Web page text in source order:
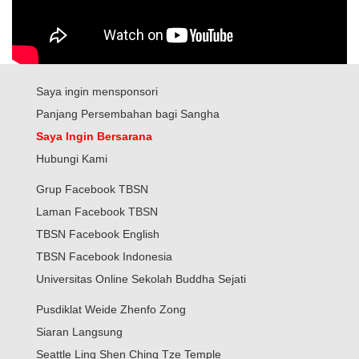
Saya ingin mensponsori
Panjang Persembahan bagi Sangha
Saya Ingin Bersarana
Hubungi Kami
Grup Facebook TBSN
Laman Facebook TBSN
TBSN Facebook English
TBSN Facebook Indonesia
Universitas Online Sekolah Buddha Sejati
Pusdiklat Weide Zhenfo Zong
Siaran Langsung
Seattle Ling Shen Ching Tze Temple